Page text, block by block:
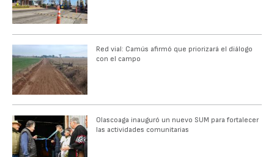
Red vial: Camús afirmó que priorizará el diálogo
con el campo
Olascoaga inauguró un nuevo SUM para fortalecer
las actividades comunitarias